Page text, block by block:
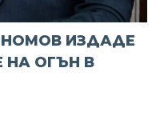
ИЗДАДЕ
НА ОГЪН В